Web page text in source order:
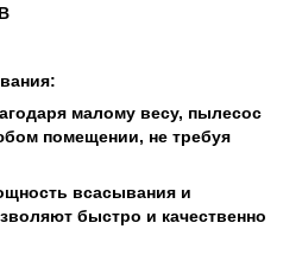
малому весу, пылесос
помещении, не требуя
всасывания и
быстро и качественно